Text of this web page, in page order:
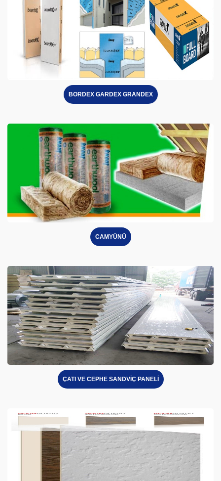
BORDEX GARDEX GRANDEX
CAMYÜNÜ
ÇATI VE CEPHE SANDVİÇ PANELİ